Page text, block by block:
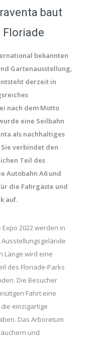
baut
Floriade
bekannten
Gartenausstellung,
derzeit in
nach dem Motto
eine Seilbahn
als nachhaltiges
verbindet den
Teil des
Autobahn A6 und
die Fahrgäste und
auf.
2022 werden in
Länge wird eine
des Floriade-Parks
Die Besucher
Fahrt eine
einzigartige
Das Arboretum
und